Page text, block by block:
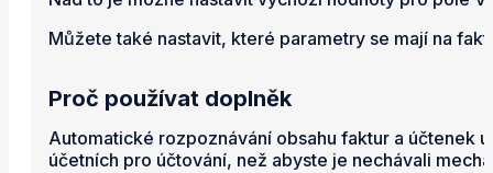
Můžete také nastavit, které parametry se mají na
Proč používat doplněk
Automatické rozpoznávání obsahu faktur a účtenek
účetních pro účtování, než abyste je nechávali